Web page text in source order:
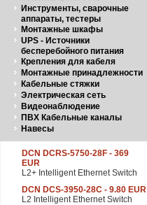
Инструменты, сварочные
аппараты, тестеры
Монтажные шкафы
UPS - Источники
бесперебойного питания
Крепления для кабеля
Монтажные принадлежности
Кабельные стяжки
Электрическая сеть
Видеонаблюдение
ПВХ Кабельные каналы
Навесы
DCN DCRS-5750-28F - 369
EUR
L2+ Intelligent Ethernet Switch
DCN DCS-3950-28C - 9.80 EUR
L2 Intelligent Ethernet Switch